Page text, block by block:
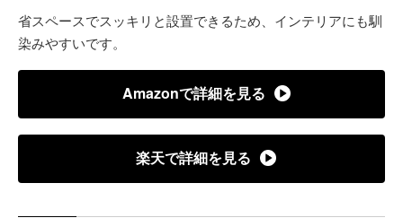
省スペースでスッキリと設置できるため、インテリアにも馴
染みやすいです。
Amazonで詳細を見る
楽天で詳細を見る